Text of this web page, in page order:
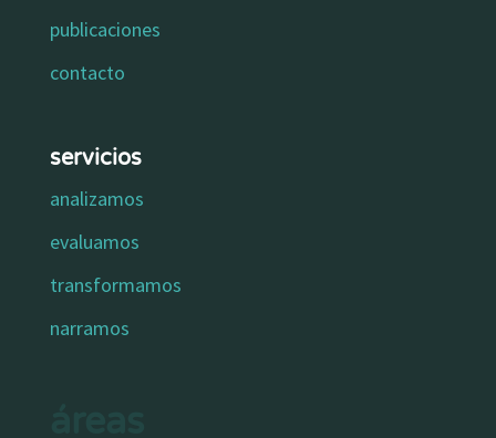
publicaciones
contacto
servicios
analizamos
evaluamos
transformamos
narramos